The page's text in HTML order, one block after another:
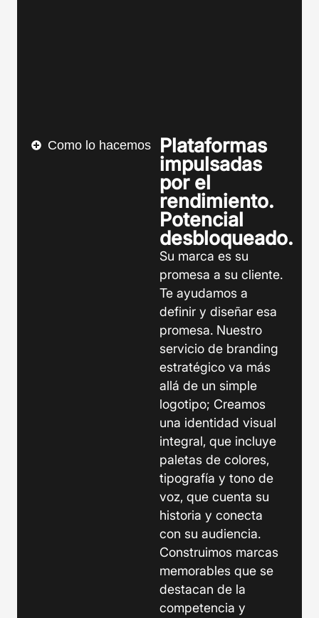
Como lo hacemos
Plataformas
impulsadas
por el
rendimiento.
Potencial
desbloqueado.
Su marca es su
promesa a su cliente.
Te ayudamos a
definir y diseñar esa
promesa. Nuestro
servicio de branding
estratégico va más
allá de un simple
logotipo; Creamos
una identidad visual
integral, que incluye
paletas de colores,
tipografía y tono de
voz, que cuenta su
historia y conecta
con su audiencia.
Construimos marcas
memorables que se
destacan de la
competencia y